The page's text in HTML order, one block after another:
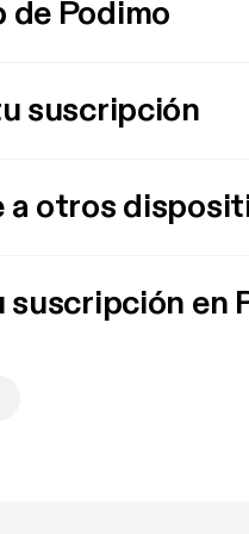
Podimo
suscripción
otros
en